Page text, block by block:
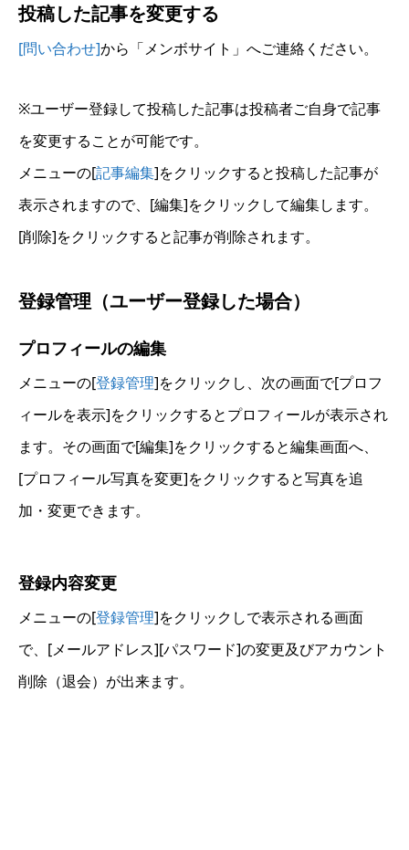
投稿した記事を変更する
[問い合わせ]から「メンボサイト」へご連絡ください。
※ユーザー登録して投稿した記事は投稿者ご自身で記事
を変更することが可能です。
メニューの[記事編集]をクリックすると投稿した記事が
表示されますので、[編集]をクリックして編集します。
[削除]をクリックすると記事が削除されます。
登録管理（ユーザー登録した場合）
プロフィールの編集
メニューの[登録管理]をクリックし、次の画面で[プロフ
ィールを表示]をクリックするとプロフィールが表示され
ます。その画面で[編集]をクリックすると編集画面へ、
[プロフィール写真を変更]をクリックすると写真を追
加・変更できます。
登録内容変更
メニューの[登録管理]をクリックしで表示される画面
で、[メールアドレス][パスワード]の変更及びアカウント
削除（退会）が出来ます。